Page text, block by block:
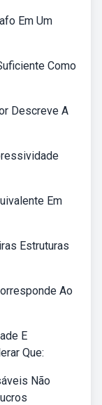
Em Um
Como
Descreve A
Em
Estruturas
Ao
E
Que:
Não